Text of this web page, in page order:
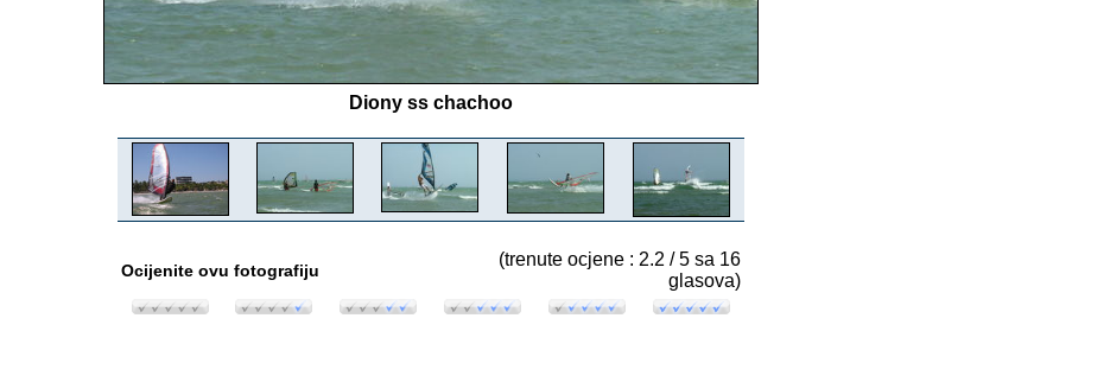
Diony ss chachoo
Ocijenite ovu fotografiju
(trenute ocjene : 2.2 / 5 sa 16
glasova)